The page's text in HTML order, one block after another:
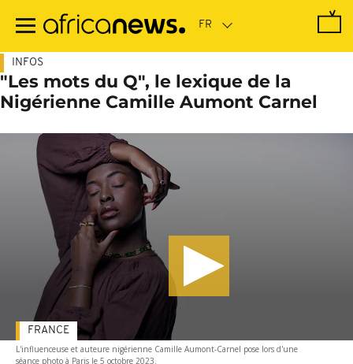
contenu
INFOS
"Les mots du Q", le lexique de la
Nigérienne Camille Aumont Carnel
L'influenceuse et auteure nigérienne Camille Aumont-Carnel pose lors d'une
séance photo à Paris le 5 octobre 2023.
FRANCE